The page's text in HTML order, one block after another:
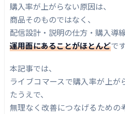
購入前の不安を先回りし
購入導線を徹底的にシン
ライブ中に購入する理由
売るパートと説明パート
購入率改善は「小さな改
一度で大きく変わるこ
購入率が上がらない原因は、
商品そのものではなく、
配信設計・説明の仕方・購入導線
運用面にあることがほとんどです
本記事では、
ライブコマースで購入率が上が
たうえで、
無理なく改善につなげるための